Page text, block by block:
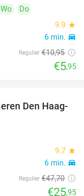
Wo
Do
9.9 star
6 min. directions_car
Regulier €10,95
€5,95
46%
Den Haag-
9.7 star
6 min. directions_car
Regulier €47,70
€25,95